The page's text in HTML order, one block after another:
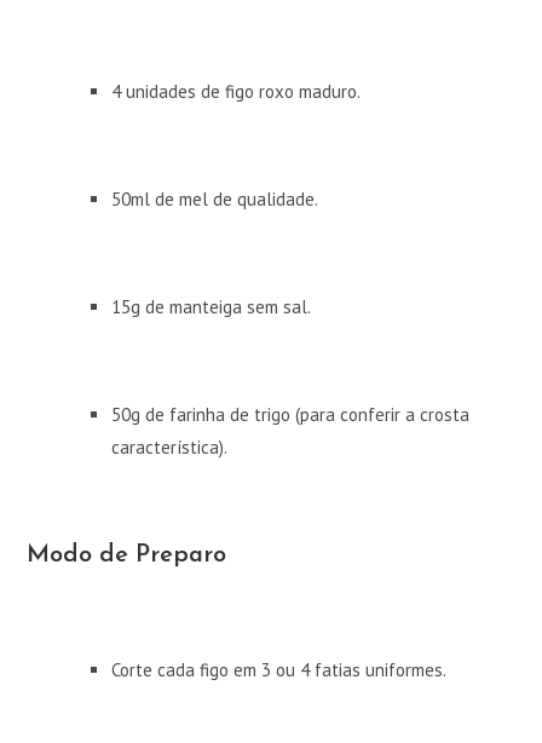
4 unidades de figo roxo maduro.
50ml de mel de qualidade.
15g de manteiga sem sal.
50g de farinha de trigo (para conferir a crosta
característica).
Modo de Preparo
Corte cada figo em 3 ou 4 fatias uniformes.